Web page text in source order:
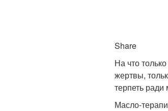
Share
На что
жертвы,
терпеть
Масло-